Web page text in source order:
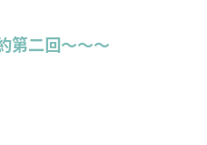
第二回～～～